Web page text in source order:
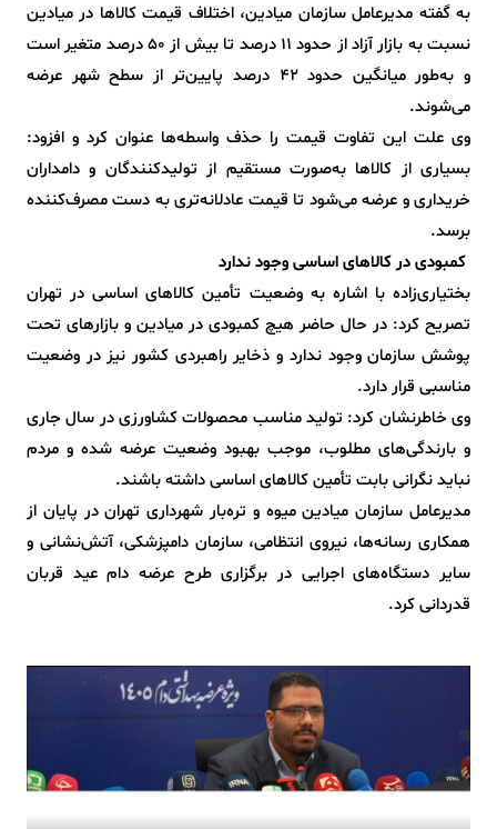
به گفته مدیرعامل سازمان میادین، اختلاف قیمت کالاها در میادین
نسبت به بازار آزاد از حدود ۱۱ درصد تا بیش از ۵۰ درصد متغیر است
و به‌طور میانگین حدود ۴۲ درصد پایین‌تر از سطح شهر عرضه
می‌شوند.
وی علت این تفاوت قیمت را حذف واسطه‌ها عنوان کرد و افزود:
بسیاری از کالاها به‌صورت مستقیم از تولیدکنندگان و دامداران
خریداری و عرضه می‌شود تا قیمت عادلانه‌تری به دست مصرف‌کننده
برسد.
کمبودی در کالاهای اساسی وجود ندارد
بختیاری‌زاده با اشاره به وضعیت تأمین کالاهای اساسی در تهران
تصریح کرد: در حال حاضر هیچ کمبودی در میادین و بازارهای تحت
پوشش سازمان وجود ندارد و ذخایر راهبردی کشور نیز در وضعیت
مناسبی قرار دارد.
وی خاطرنشان کرد: تولید مناسب محصولات کشاورزی در سال جاری
و بارندگی‌های مطلوب، موجب بهبود وضعیت عرضه شده و مردم
نباید نگرانی بابت تأمین کالاهای اساسی داشته باشند.
مدیرعامل سازمان میادین میوه و تره‌بار شهرداری تهران در پایان از
همکاری رسانه‌ها، نیروی انتظامی، سازمان دامپزشکی، آتش‌نشانی و
سایر دستگاه‌های اجرایی در برگزاری طرح عرضه دام عید قربان
قدردانی کرد.